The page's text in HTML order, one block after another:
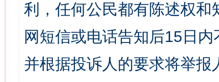
利，任何公民都有陈述权
网短信或电话告知后15日
并根据投诉人的要求将举